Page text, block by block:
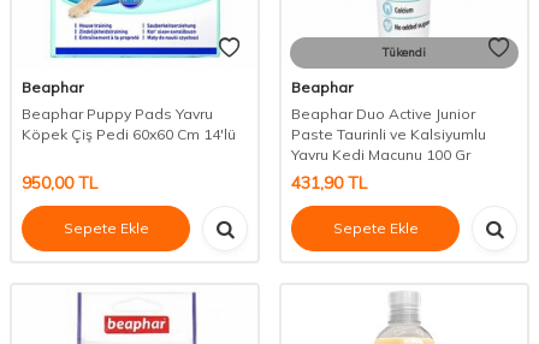
Beaphar
Beaphar Puppy Pads Yavru
Köpek Çiş Pedi 60x60 Cm 14'lü
950,00TL
Sepete Ekle
Tükendi
Beaphar
Beaphar Duo Active Junior
Paste Taurinli ve Kalsiyumlu
Yavru Kedi Macunu 100 Gr
431,90TL
Sepete Ekle